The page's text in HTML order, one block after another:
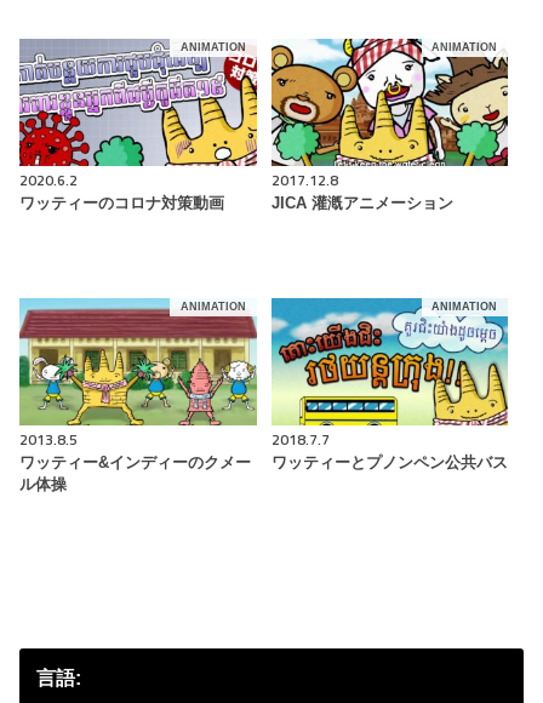
ANIMATION
2020.6.2
ワッティーのコロナ対策動画
ANIMATION
2017.12.8
JICA 灌漑アニメーション
ANIMATION
2013.8.5
ワッティー&インディーのクメー
ル体操
ANIMATION
2018.7.7
ワッティーとプノンペン公共バス
言語: